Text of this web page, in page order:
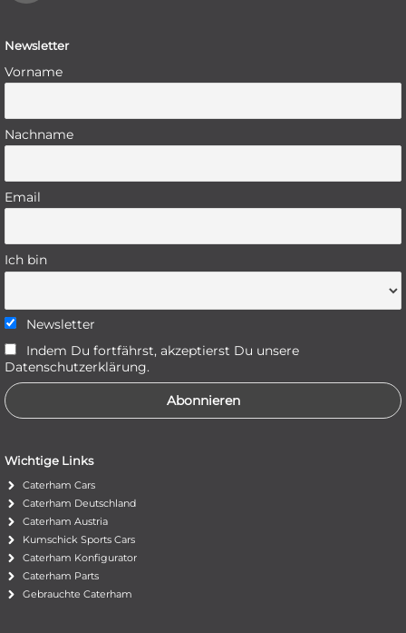
Newsletter
Vorname
Nachname
Email
Ich bin
Newsletter
Indem Du fortfährst, akzeptierst Du unsere
Datenschutzerklärung.
Wichtige Links
Caterham Cars
Caterham Deutschland
Caterham Austria
Kumschick Sports Cars
Caterham Konfigurator
Caterham Parts
Gebrauchte Caterham